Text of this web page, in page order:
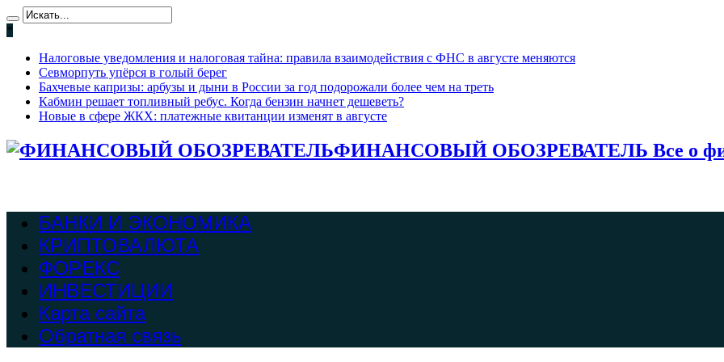
*
Налоговые уведомления и налоговая тайна: правила взаимодействия с ФНС в августе меняются
Севморпуть упёрся в голый берег
Бахчевые капризы: арбузы и дыни в России за год подорожали более чем на треть
Кабмин решает топливный ребус. Когда бензин начнет дешеветь?
Новые в сфере ЖКХ: платежные квитанции изменят в августе
ФИНАНСОВЫЙ ОБОЗРЕВАТЕЛЬ Все о
БАНКИ И ЭКОНОМИКА
КРИПТОВАЛЮТА
ФОРЕКС
ИНВЕСТИЦИИ
Карта сайта
Обратная связь